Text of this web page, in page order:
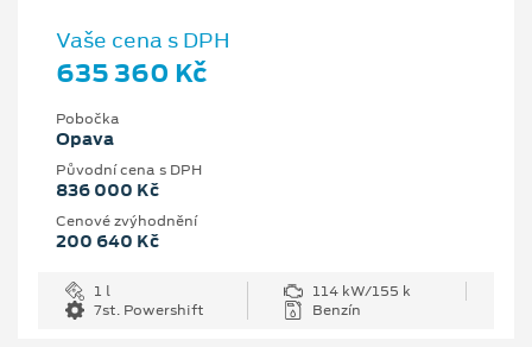
Vaše cena s DPH
635 360 Kč
Pobočka
Opava
Původní cena s DPH
836 000 Kč
Cenové zvýhodnění
200 640 Kč
1 l
114 kW/155 k
7st. Powershift
Benzín